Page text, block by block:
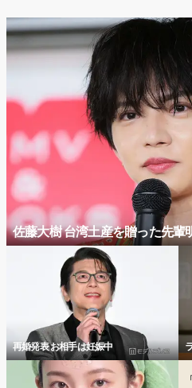
佐藤大樹 台湾土産を贈った先輩
再婚発表 お相手は妊娠中